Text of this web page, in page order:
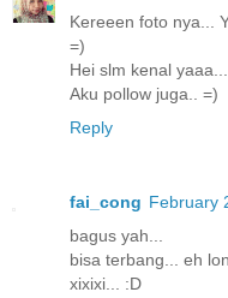
Kereeen foto nya...
=)
Hei slm kenal yaaa...
Aku pollow juga.. =)
Reply
fai_cong February
bagus yah...
bisa terbang... eh
xixixi... :D